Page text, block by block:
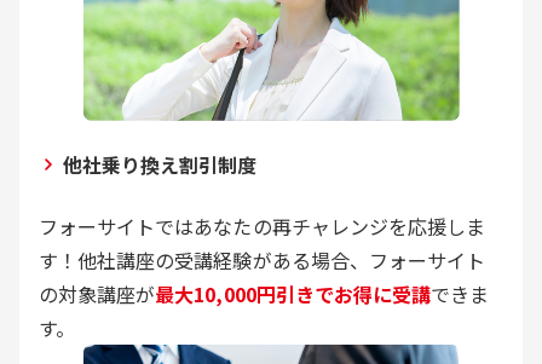
他社乗り換え割引制度
フォーサイトではあなたの再チャレンジを応援しま
す！他社講座の受講経験がある場合、フォーサイト
の対象講座が最大10,000円引きでお得に受講できま
す。